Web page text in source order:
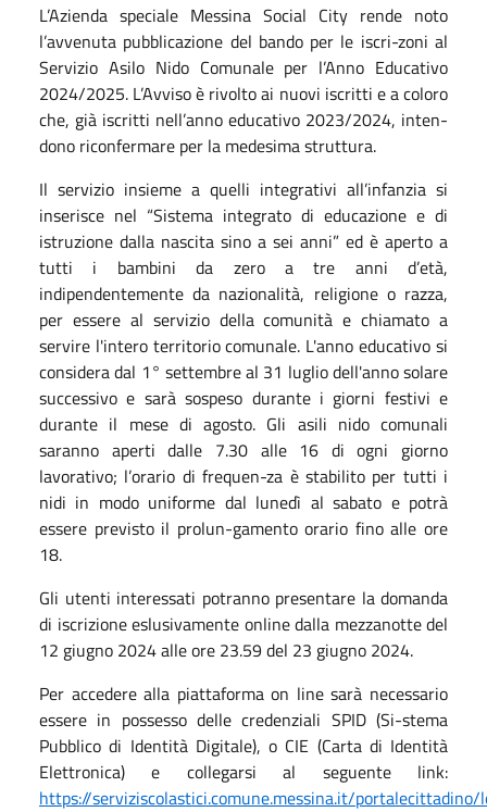
L’Azienda speciale Messina Social City rende noto
l’avvenuta pubblicazione del bando per le iscri-zoni al
Servizio Asilo Nido Comunale per l’Anno Educativo
2024/2025. L’Avviso è rivolto ai nuovi iscritti e a coloro
che, già iscritti nell’anno educativo 2023/2024, inten-
dono riconfermare per la medesima struttura.
Il servizio insieme a quelli integrativi all’infanzia si
inserisce nel “Sistema integrato di educazione e di
istruzione dalla nascita sino a sei anni” ed è aperto a
tutti i bambini da zero a tre anni d’età,
indipendentemente da nazionalità, religione o razza,
per essere al servizio della comunità e chiamato a
servire l'intero territorio comunale. L'anno educativo si
considera dal 1° settembre al 31 luglio dell'anno solare
successivo e sarà sospeso durante i giorni festivi e
durante il mese di agosto. Gli asili nido comunali
saranno aperti dalle 7.30 alle 16 di ogni giorno
lavorativo; l’orario di frequen-za è stabilito per tutti i
nidi in modo uniforme dal lunedì al sabato e potrà
essere previsto il prolun-gamento orario fino alle ore
18.
Gli utenti interessati potranno presentare la domanda
di iscrizione eslusivamente online dalla mezzanotte del
12 giugno 2024 alle ore 23.59 del 23 giugno 2024.
Per accedere alla piattaforma on line sarà necessario
essere in possesso delle credenziali SPID (Si-stema
Pubblico di Identità Digitale), o CIE (Carta di Identità
Elettronica) e collegarsi al seguente link:
https://serviziscolastici.comune.messina.it/portalecittadino/